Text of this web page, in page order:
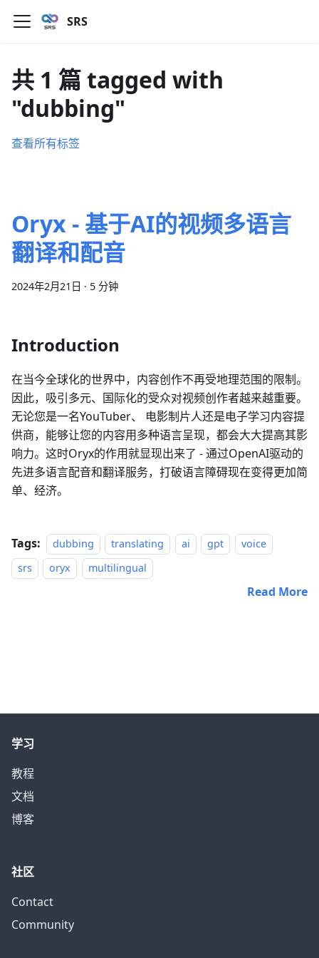
SRS
共 1 篇 tagged with
"dubbing"
查看所有标签
Oryx - 基于AI的视频多语言
翻译和配音
2024年2月21日 · 5 分钟
Introduction
在当今全球化的世界中，内容创作不再受地理范围的限制。
因此，吸引多元、国际化的受众对视频创作者越来越重要。
无论您是一名YouTuber、 电影制片人还是电子学习内容提
供商，能够让您的内容用多种语言呈现，都会大大提高其影
响力。这时Oryx的作用就显现出来了 - 通过OpenAI驱动的
先进多语言配音和翻译服务，打破语言障碍现在变得更加简
单、经济。
Tags: dubbing translating ai gpt
voice
srs
oryx multilingual
Read More
学习
教程
文档
博客
社区
Contact
Community